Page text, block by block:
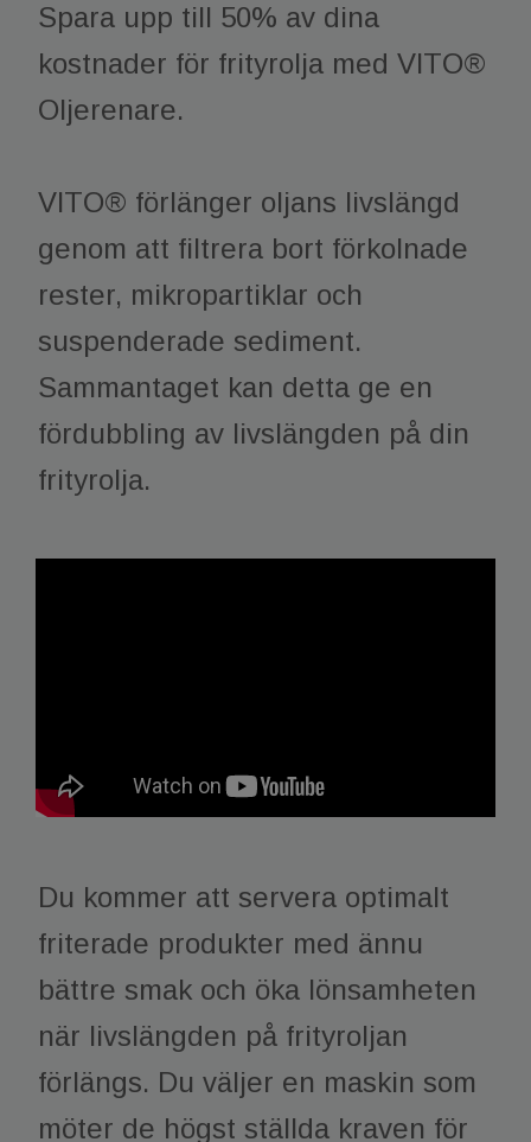
Spara upp till 50% av dina
kostnader för frityrolja med VITO®
Oljerenare.
VITO® förlänger oljans livslängd
genom att filtrera bort förkolnade
rester, mikropartiklar och
suspenderade sediment.
Sammantaget kan detta ge en
fördubbling av livslängden på din
frityrolja.
Du kommer att servera optimalt
friterade produkter med ännu
bättre smak och öka lönsamheten
när livslängden på frityroljan
förlängs. Du väljer en maskin som
möter de högst ställda kraven för